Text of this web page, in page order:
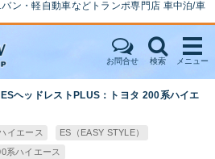
ン・軽自動車などトランポ専門店 車中泊/車
お問合せ 検索 メニュー
ESヘッドレストPLUS：トヨタ 200系ハイエ
イエース
ES（EASY STYLE）
系ハイエース